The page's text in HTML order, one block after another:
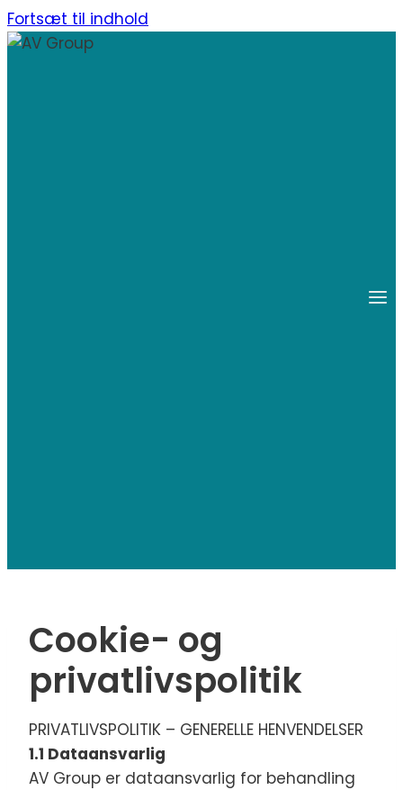
Fortsæt til indhold
Cookie- og
privatlivspolitik
PRIVATLIVSPOLITIK – GENERELLE HENVENDELSER
1.1 Dataansvarlig
AV Group er dataansvarlig for behandling